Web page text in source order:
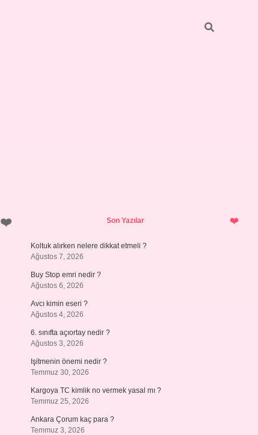
SidebarSon Yazılar
Koltuk alırken nelere dikkat etmeli ?
Ağustos 7, 2026
Buy Stop emri nedir ?
Ağustos 6, 2026
Avcı kimin eseri ?
Ağustos 4, 2026
6. sınıfta açıortay nedir ?
Ağustos 3, 2026
Işitmenin önemi nedir ?
Temmuz 30, 2026
Kargoya TC kimlik no vermek yasal mı ?
Temmuz 25, 2026
Ankara Çorum kaç para ?
Temmuz 3, 2026